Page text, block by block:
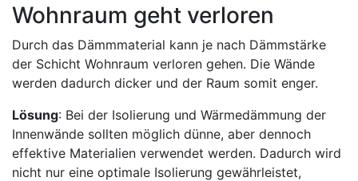
Wohnraum geht verloren
Durch das Dämmmaterial kann je nach Dämmstärke
der Schicht Wohnraum verloren gehen. Die Wände
werden dadurch dicker und der Raum somit enger.
Lösung: Bei der Isolierung und Wärmedämmung der
Innenwände sollten möglich dünne, aber dennoch
effektive Materialien verwendet werden. Dadurch wird
nicht nur eine optimale Isolierung gewährleistet,